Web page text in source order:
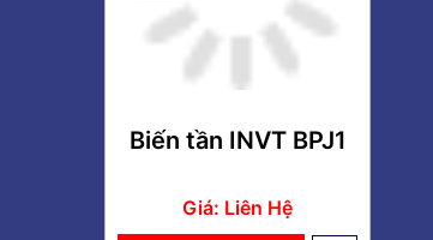
Biến tần INVT BPJ1
Giá: Liên Hệ